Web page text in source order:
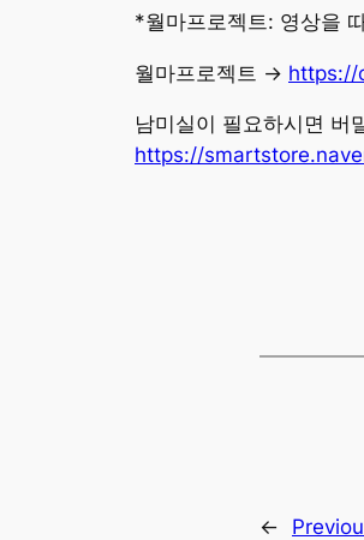
*월마프로젝트: 영상을
월마프로젝트 → https://
남미실이 필요하시면 버
https://
←